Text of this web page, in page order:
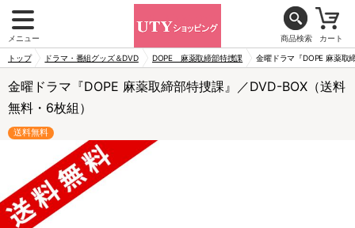
メニュー 商品検索 カート
トップ ドラマ・番組グッズ＆DVD DOPE 麻薬取締部特捜課 金曜ドラマ『DOPE 麻薬取
金曜ドラマ『DOPE 麻薬取締部特捜課』／DVD-BOX（送料
無料・6枚組）
送料無料